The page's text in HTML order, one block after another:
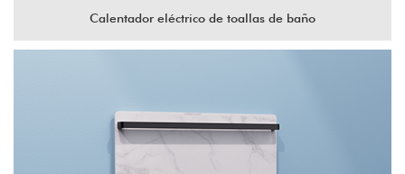
Calentador eléctrico de toallas de baño